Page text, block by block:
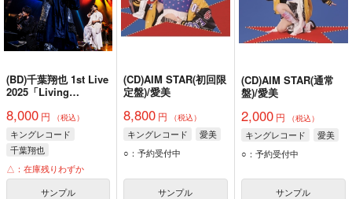
(BD)千葉翔也 1st Live
2025「Living
INTERNATIONAL
FORUM-LIVE Blu-ray
8,000 円 （税込）
キングレコード
千葉翔也
△：在庫残りわずか
サンプル
(CD)AIM STAR(初回限
定盤)/愛美
8,800 円 （税込）
キングレコード
愛美
○：予約受付中
サンプル
(CD)AIM STAR(通常
盤)/愛美
2,000円 （税込）
キングレコード
愛美
○：予約受付中
サンプル